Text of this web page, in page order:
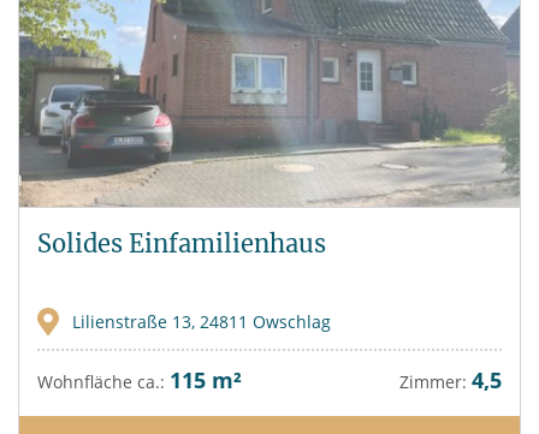
Solides Einfamilienhaus
Lilienstraße 13, 24811 Owschlag
Wohnfläche ca.: 115 m² Zimmer: 4,5